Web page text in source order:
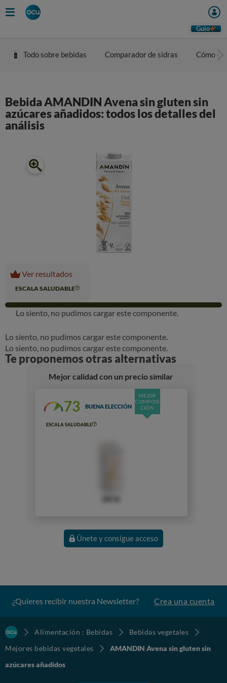
Guio
Todo sobre bebidas Comparador de sidras Cómo
Bebida AMANDIN Avena sin gluten sin
azúcares añadidos: todos los detalles del
análisis
Ver resultados
ESCALA SALUDABLE
Lo siento, no pudimos cargar este componente.
Lo siento, no pudimos cargar este componente.
Lo siento, no pudimos cargar este componente.
Te proponemos otras alternativas
Mejor calidad con un precio similar
MEJOR
COMPOSI
CIÓN
73 BUENA ELECCIÓN
ESCALA SALUDABLE
Únete y consigue acceso
¿Quieres recibir nuestra Newsletter? Crea una cuenta
Alimentación : Bebidas
Bebidas vegetales
Mejores bebidas vegetales
AMANDIN Avena sin gluten sin
azúcares añadidos